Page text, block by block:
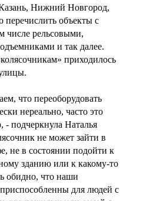
Нижний Новгород,
объекты с
числе рельсовыми,
и так далее.
приходилось
что переоборудовать
нереально, часто это
- подчеркнула Наталья
не может зайти в
не в состоянии подойти к
зданию или к какому-то
обидно, что наши
для людей с